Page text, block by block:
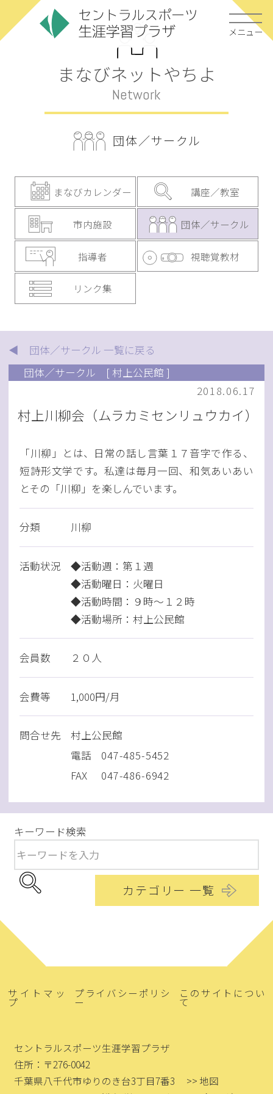
メニュー
まなびネットやちよ
Network
団体／サークル
まなびカレンダー 講座／教室
市内施設 団体／サークル
指導者 視聴覚教材
リンク集
◀ 団体／サークル 一覧に戻る
団体／サークル
[ 村上公民館 ]
2018.06.17
村上川柳会（ムラカミセンリュウカイ）
「川柳」とは、日常の話し言葉１７音字で作る、
短詩形文学です。私達は毎月一回、和気あいあい
とその「川柳」を楽しんでいます。
分類 川柳
活動状況
◆活動週：第１週
◆活動曜日：火曜日
◆活動時間：９時～１２時
◆活動場所：村上公民館
会員数 ２０人
会費等 1,000円/月
問合せ先
村上公民館
電話
047-485-5452
FAX
047-486-6942
キーワード検索
カテゴリー 一覧
サイトマッ
プ
プライバシーポリシ
ー
このサイトについ
て
セントラルスポーツ生涯学習プラザ
住所：〒276-0042
千葉県八千代市ゆりのき台3丁目7番3
>> 地図